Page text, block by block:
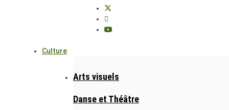
Culture
Arts visuels
Danse et Théâtre